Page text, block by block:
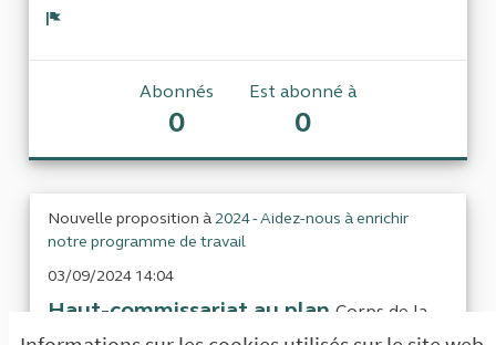
Abonnés
0
Est abonné à
0
Nouvelle proposition à2024 - Aidez-nous à enrichir
notre programme de travail
03/09/2024 14:04
Haut-commissariat au plan Corps de la
contributionCompte tenu des débats publics